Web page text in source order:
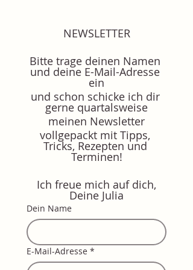
NEWSLETTER
Bitte trage deinen Namen
und deine E-Mail-Adresse
ein
und schon schicke ich dir
gerne quartalsweise
meinen Newsletter
vollgepackt mit Tipps,
Tricks, Rezepten und
Terminen!
Ich freue mich auf dich,
Deine Julia
Dein Name
E-Mail-Adresse *